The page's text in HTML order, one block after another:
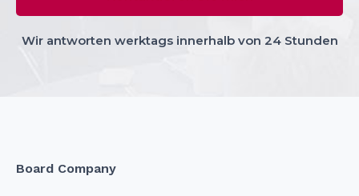
Wir antworten werktags innerhalb von 24 Stunden
Board Company